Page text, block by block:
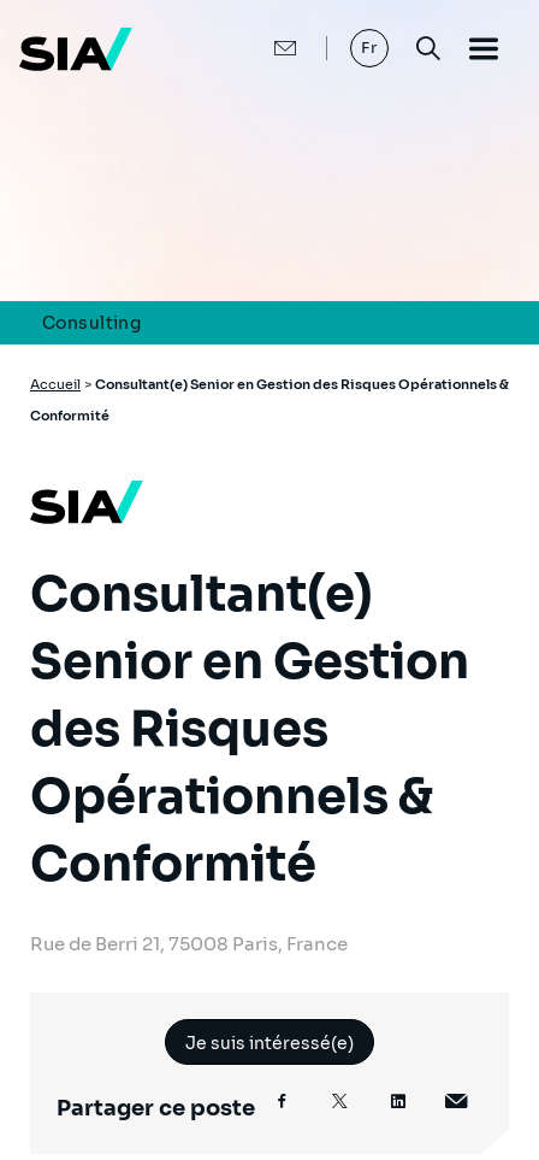
contenu
principal
Fr
Consulting
Fil
d'Ariane
Accueil > Consultant(e) Senior en Gestion des Risques Opérationnels &
Conformité
Consultant(e)
Senior en Gestion
des Risques
Opérationnels &
Conformité
Rue de Berri 21, 75008 Paris, France
Je suis intéressé(e)
Partager ce poste